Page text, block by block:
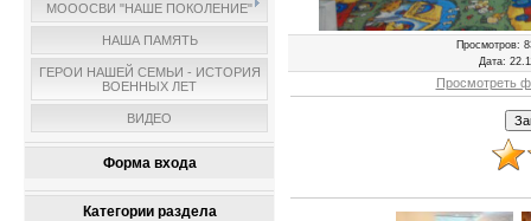
МОООСВИ "НАШЕ ПОКОЛЕНИЕ"
НАША ПАМЯТЬ
ГЕРОИ НАШЕЙ СЕМЬИ - ИСТОРИЯ
ВОЕННЫХ ЛЕТ
ВИДЕО
Форма входа
Категории раздела
Просмотров:
Дата:
Просмотреть